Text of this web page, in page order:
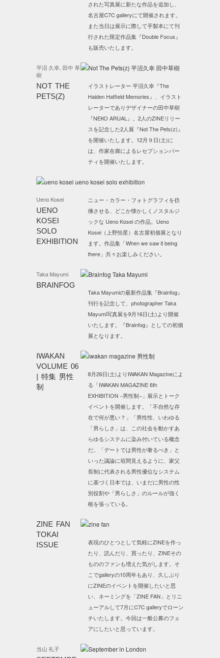
された写真展に新たな作品を追加し、
名古屋C7C galleryにて開催されます。
また当日は展示に際して手製本にて刊
行された限定作品集『Double Focus』
も販売いたします。
平沼 久幸, 田中 草
樹
NOT THE
PETS(Z)
イラストレーター 平沼久幸『The
Haiden Hatfield Memories』、イラスト
レーターでありデザイナーの田中草樹
『NEKO ARUAL』。2人のZINEリリー
スを記念した2人展『Not The Pets(z)』
を開催いたします。12月９日(土)に
は、作家在廊によるレセプションパー
ティを開催いたします。
Ueno Kosei
UENO
KOSEI
SOLO
EXHIBITION
ニュー・カラー・フォトグラフィを彷
彿させる、どこか懐かしくノスタルジ
ックな Ueno Kosei の作品。Ueno
Kosei（上野恒星）名古屋初個展となり
ます。作品集「When we saw it being
there」共々お楽しみください。
Taka Mayumi
BRAINFOG
Taka Mayumiの最新作品集『Brainfog』
刊行を記念して、photographer Taka
Mayumi写真展を9月16日(土)より開催
いたします。『Brainfog』としての初個
展となります。
IWAKAN
VOLUME 06
| 特集 男性
制
8月26日(土)よりIWAKAN Magazineによ
る「IWAKAN MAGAZINE 6th
EXHIBITION −男性制−」展示とトーク
イベントを開催します。「不自然な存
在で何が悪い？」「男性性、いわゆる
「男らしさ」は、この社会を動かすあ
らゆるシステムに染み付いている概念
だ。「デートでは男性が奢るべき」と
いった議論に垣間見えるように、家父
長制に代表される男性優位なシステム
に基づく日本では、いまだに男性の性
別役割や「男らしさ」のルールが強く
根を張っている。
ZINE FAN
TOKAI
ISSUE
表現のひとつとして気軽にZINEを作っ
たり、読んだり、買ったり、ZINEその
もののファンも増えた気がします。そ
こでgalleryの10周年もあり、久しぶり
にZINEのイベントを開催したいと思
い、ネーミングを「ZINE FAN」とリニ
ューアルして7月にC7C galleryでローン
チいたします。今回は一般公募のフェ
アにしたいと思っています。
当山 礼子